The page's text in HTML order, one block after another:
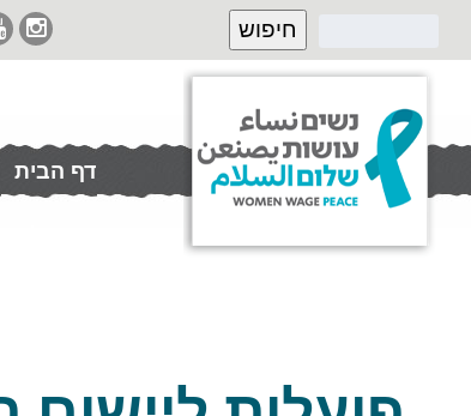
דף הבית